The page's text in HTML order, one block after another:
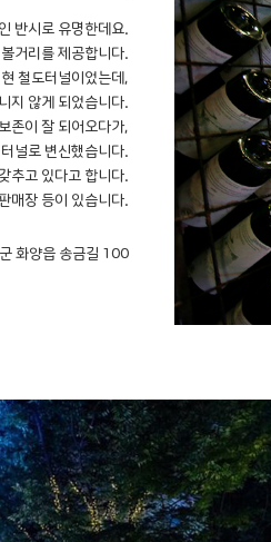
반시로 유명한데요.
거리를 제공합니다.
철도터널이었는데,
지 않게 되었습니다.
존이 잘 되어오다가,
널로 변신했습니다.
고 있다고 합니다.
매장 등이 있습니다.
화양읍 송금길 100